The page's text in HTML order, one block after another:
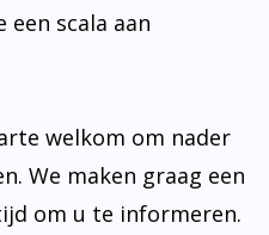
scala aan
welkom om nader
We maken graag een
om u te informeren.